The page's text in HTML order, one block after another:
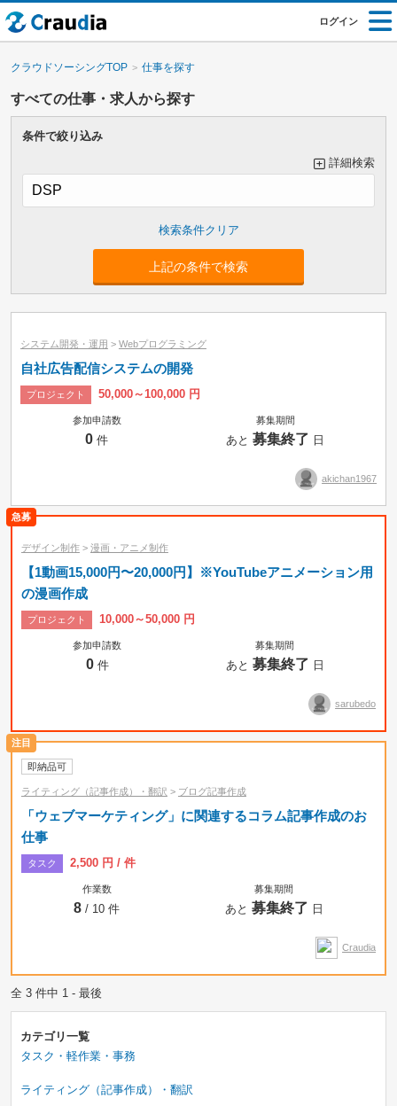
ログイン
クラウドソーシングTOP 仕事を探す
すべての仕事・求人から探す
条件で絞り込み
詳細検索
募集中のみ
上記の条件で検索
システム開発・運用 > Webプログラミング
自社広告配信システムの開発
プロジェクト 50,000～100,000 円
参加申請数
0 件
募集期間
あと募集終了 日
akichan1967
デザイン制作 > 漫画・アニメ制作
【1動画15,000円〜20,000円】※YouTubeアニメーション用
の漫画作成
プロジェクト 10,000～50,000 円
参加申請数
0件
募集期間
あと 募集終了 日
sarubedo
即納品可
ライティング（記事作成）・翻訳 > ブログ記事作成
「ウェブマーケティング」に関連するコラム記事作成のお
仕事
タスク 2,500 円 / 件
作業数
8 / 10 件
募集期間
あと 募集終了 日
Craudia
全 3 件中 1 - 最後
カテゴリ一覧
タスク・軽作業・事務
ライティング（記事作成）・翻訳